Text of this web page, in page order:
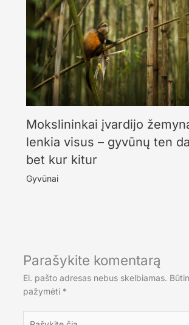
Mokslininkai įvardijo
lenkia visus – gyvūnų ten
bet kur kitur
Gyvūnai
Parašykite komentarą
El. pašto adresas nebus skelbiamas.
pažymėti *